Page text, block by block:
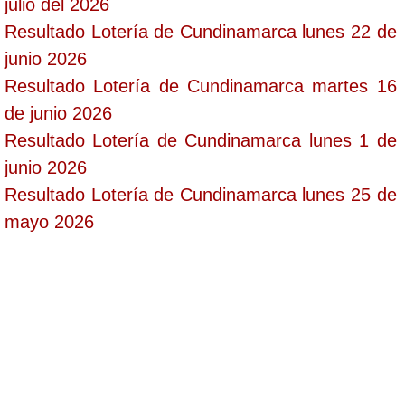
julio del 2026
Resultado Lotería de Cundinamarca lunes 22 de
junio 2026
Resultado Lotería de Cundinamarca martes 16
de junio 2026
Resultado Lotería de Cundinamarca lunes 1 de
junio 2026
Resultado Lotería de Cundinamarca lunes 25 de
mayo 2026